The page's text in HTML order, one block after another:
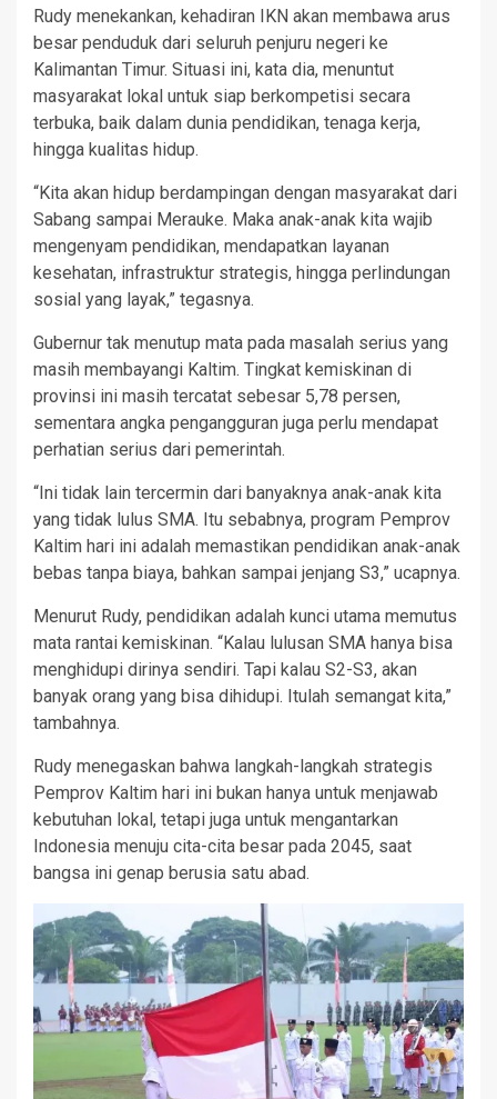
Rudy menekankan, kehadiran IKN akan membawa arus
besar penduduk dari seluruh penjuru negeri ke
Kalimantan Timur. Situasi ini, kata dia, menuntut
masyarakat lokal untuk siap berkompetisi secara
terbuka, baik dalam dunia pendidikan, tenaga kerja,
hingga kualitas hidup.
“Kita akan hidup berdampingan dengan masyarakat dari
Sabang sampai Merauke. Maka anak-anak kita wajib
mengenyam pendidikan, mendapatkan layanan
kesehatan, infrastruktur strategis, hingga perlindungan
sosial yang layak,” tegasnya.
Gubernur tak menutup mata pada masalah serius yang
masih membayangi Kaltim. Tingkat kemiskinan di
provinsi ini masih tercatat sebesar 5,78 persen,
sementara angka pengangguran juga perlu mendapat
perhatian serius dari pemerintah.
“Ini tidak lain tercermin dari banyaknya anak-anak kita
yang tidak lulus SMA. Itu sebabnya, program Pemprov
Kaltim hari ini adalah memastikan pendidikan anak-anak
bebas tanpa biaya, bahkan sampai jenjang S3,” ucapnya.
Menurut Rudy, pendidikan adalah kunci utama memutus
mata rantai kemiskinan. “Kalau lulusan SMA hanya bisa
menghidupi dirinya sendiri. Tapi kalau S2-S3, akan
banyak orang yang bisa dihidupi. Itulah semangat kita,”
tambahnya.
Rudy menegaskan bahwa langkah-langkah strategis
Pemprov Kaltim hari ini bukan hanya untuk menjawab
kebutuhan lokal, tetapi juga untuk mengantarkan
Indonesia menuju cita-cita besar pada 2045, saat
bangsa ini genap berusia satu abad.